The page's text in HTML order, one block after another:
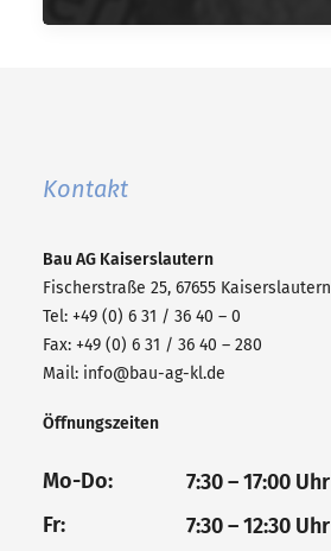
Kontakt
Bau AG Kaiserslautern
Fischerstraße 25, 67655 Kaiserslautern
Tel: +49 (0) 6 31 / 36 40 – 0
Fax: +49 (0) 6 31 / 36 40 – 280
Mail: info@bau-ag-kl.de
Öffnungszeiten
Mo-Do:
7:30 – 17:00 Uhr
Fr:
7:30 – 12:30 Uhr